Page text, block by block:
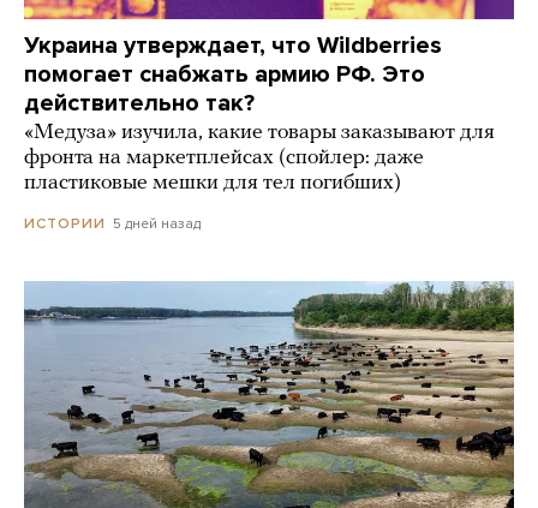
Украина утверждает, что Wildberries
помогает снабжать армию РФ. Это
действительно так?
«Медуза» изучила, какие товары заказывают для
фронта на маркетплейсах (спойлер: даже
пластиковые мешки для тел погибших)
ИСТОРИИ 5 дней назад